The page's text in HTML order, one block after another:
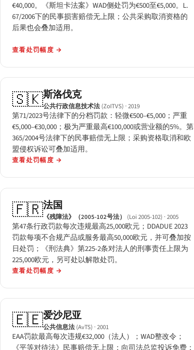
€40,000。《斯坦卡法案》WAD侧处罚为€500至€5,000。L.
67/2006下的民事损害赔偿无上限；公共采购取消资格的
后果也会叠加适用。
查看处罚幅度 →
🇸🇰斯洛伐克
公共行政信息技术法 (ZoITVS) · 2019
第71/2023号法律下的分档罚款：轻微€500–€5,000；严重
€5,000–€30,000；极为严重最高€100,000或营业额的5%。第
365/2004号法律下的民事赔偿无上限；采购资格取消和欧
盟侵权诉讼可叠加适用。
查看处罚幅度 →
🇫🇷法国
《残障法》（2005-102号法） (Loi 2005-102) · 2005
第47条行政罚款每次违规最高25,000欧元；DDADUE 2023
罚款每项不合规产品或服务最高50,000欧元，并可叠加按
日处罚；《刑法典》第225-2条对法人的刑事责任上限为
225,000欧元，另可处以解散处罚。
查看处罚幅度 →
🇪🇪爱沙尼亚
公共信息法 (AvTS) · 2001
EAA罚款最高每次违规€32,000（法人）；WAD整改令；
《平等对待法》民事赔偿无上限；向司法总监投诉免费；